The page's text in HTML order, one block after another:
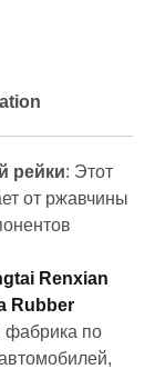
рейки: Этот
от ржавчины
Renxian
Rubber
фабрика по